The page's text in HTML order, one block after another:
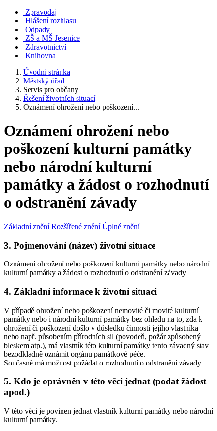
Zpravodaj
Hlášení rozhlasu
Odpady
ZŠ a MŠ Jesenice
Zdravotnictví
Knihovna
Úvodní stránka
Městský úřad
Servis pro občany
Řešení životních situací
Oznámení ohrožení nebo poškození...
Oznámení ohrožení nebo
poškození kulturní památky
nebo národní kulturní
památky a žádost o rozhodnutí
o odstranění závady
Základní znění Rozšířené znění Úplné znění
3. Pojmenování (název) životní situace
Oznámení ohrožení nebo poškození kulturní památky nebo národní
kulturní památky a žádost o rozhodnutí o odstranění závady
4. Základní informace k životní situaci
V případě ohrožení nebo poškození nemovité či movité kulturní
památky nebo i národní kulturní památky bez ohledu na to, zda k
ohrožení či poškození došlo v důsledku činnosti jejího vlastníka
nebo např. působením přírodních sil (povodeň, požár způsobený
bleskem atp.), má vlastník této kulturní památky tento závadný stav
bezodkladně oznámit orgánu památkové péče.
Současně má možnost požádat o rozhodnutí o odstranění závady.
5. Kdo je oprávněn v této věci jednat (podat žádost
apod.)
V této věci je povinen jednat vlastník kulturní památky nebo národní
kulturní památky.